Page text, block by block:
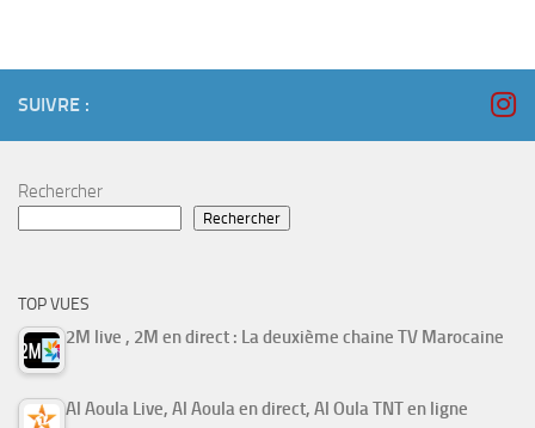
SUIVRE :
Rechercher
Rechercher
TOP VUES
2M live , 2M en direct : La deuxième chaine TV Marocaine
Al Aoula Live, Al Aoula en direct, Al Oula TNT en ligne